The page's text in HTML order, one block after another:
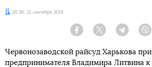
Дата:20:36, 11 сентября 2018
Facebook Twitter Telegram
Червонозаводской райсуд Харькова
предпринимателя Владимира Литвина